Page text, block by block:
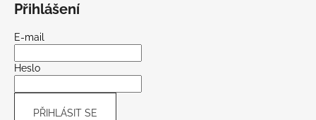
Přihlášení
E-mail
Heslo
PŘIHLÁSIT SE